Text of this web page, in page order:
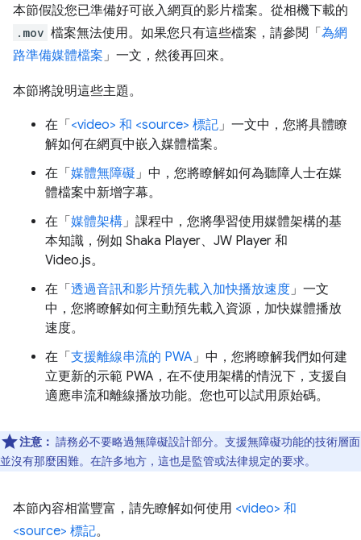
本節假設您已準備好可嵌入網頁的影片檔案。從相機下載的
.mov 檔案無法使用。如果您只有這些檔案，請參閱「 為網
路準備媒體檔案」一文，然後再回來。
本節將說明這些主題。
在「 <video> 和 <source> 標記」一文中，您將具體瞭
解如何在網頁中嵌入媒體檔案。
在「 媒體無障礙」中，您將瞭解如何為聽障人士在媒
體檔案中新增字幕。
在「 媒體架構」課程中，您將學習使用媒體架構的基
本知識，例如 Shaka Player、JW Player 和
Video.js。
在「 透過音訊和影片預先載入加快播放速度」一文
中，您將瞭解如何主動預先載入資源，加快媒體播放
速度。
在「 支援離線串流的 PWA」中，您將瞭解我們如何建
立更新的示範 PWA，在不使用架構的情況下，支援自
適應串流和離線播放功能。您也可以試用原始碼。
注意： 請務必不要略過無障礙設計部分。支援無障礙功能的技術層面
並沒有那麼困難。在許多地方，這也是監管或法律規定的要求。
本節內容相當豐富，請先瞭解如何使用 <video> 和
<source> 標記。